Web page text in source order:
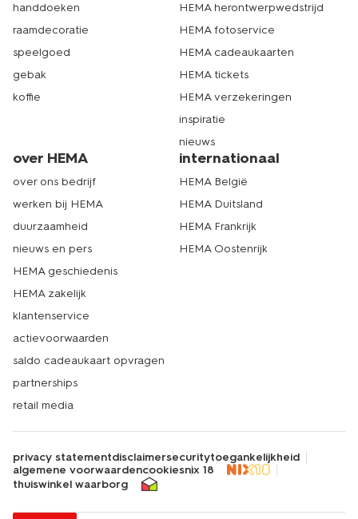
handdoeken
raamdecoratie
speelgoed
gebak
koffie
HEMA herontwerpwedstrijd
HEMA fotoservice
HEMA cadeaukaarten
HEMA tickets
HEMA verzekeringen
inspiratie
nieuws
over HEMA
over ons bedrijf
werken bij HEMA
duurzaamheid
nieuws en pers
HEMA geschiedenis
HEMA zakelijk
klantenservice
actievoorwaarden
saldo cadeaukaart opvragen
partnerships
retail media
internationaal
HEMA België
HEMA Duitsland
HEMA Frankrijk
HEMA Oostenrijk
privacy statementdisclaimersecuritytoegankelijkheid
algemene voorwaardencookiesnix 18
thuiswinkel waarborg